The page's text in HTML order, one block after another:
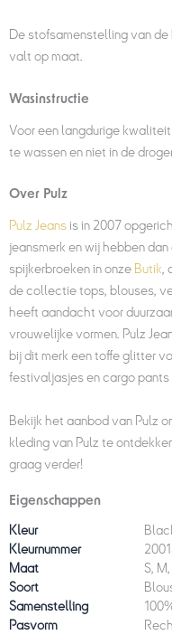
De stofsamenstelling van
valt op maat.
Wasinstructie
Voor een langdurige
te wassen en niet in de
Over Pulz
Pulz Jeansis in 2007
jeansmerk en wij hebben
spijkerbroeken in onze Butik,
de collectie tops, blouses,
heeft aandacht voor
vrouwelijke vormen. Pulz
bij dit merk een toffe glitter
festivaljasjes en cargo pants
Bekijk het aanbod van Pulz
kleding van Pulz te
graag verder!
Eigenschappen
Kleur
Kleurnummer
Maat
S,
Soort
Samenstelling
Pasvorm